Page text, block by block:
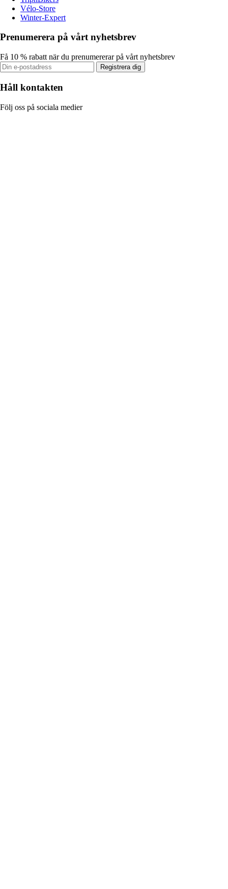
Vélo-Store
Winter-Expert
Prenumerera på vårt nyhetsbrev
Få 10 % rabatt när du prenumererar på vårt nyhetsbrev
Registrera dig
Håll kontakten
Följ oss på sociala medier